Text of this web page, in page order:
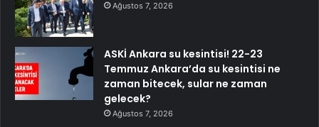
Ağustos 7, 2026
ASKİ Ankara su kesintisi! 22-23
Temmuz Ankara’da su kesintisi ne
zaman bitecek, sular ne zaman
gelecek?
Ağustos 7, 2026